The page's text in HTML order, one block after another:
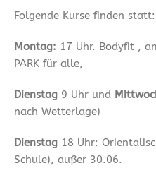
Folgende Kurse finden statt:
Montag: 17 Uhr. Bodyfit ,
PARK für alle,
Dienstag 9 Uhr und
nach Wetterlage)
Dienstag 18 Uhr:
Schule), außer 30.06.